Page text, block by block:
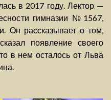
в 2017 году. Лектор —
гимназии №1567,
Он рассказывает о том,
появление своего
в нем осталось от Льва